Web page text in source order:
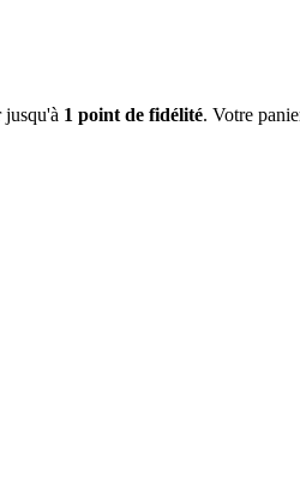
jusqu'à 1 point de fidélité. Votre